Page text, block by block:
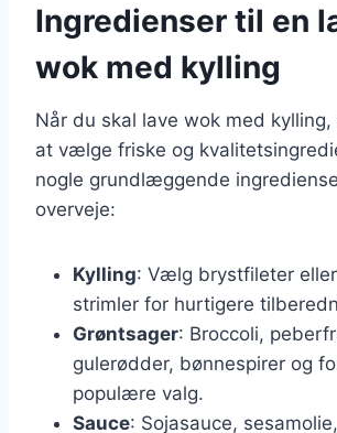
Ingredienser til en
wok med kylling
Når du skal lave wok med
at vælge friske og
nogle grundlæggende
overveje:
Kylling: Vælg brystfileter
strimler for hurtigere
Grøntsager: Broccoli,
gulerødder, bønnespirer og
populære valg.
Sauce: Sojasauce,